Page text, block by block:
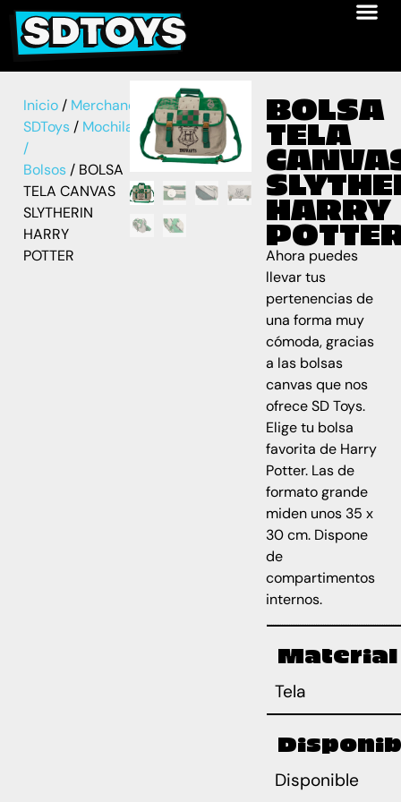
Inicio / Merchandise
SDToys / Mochilas
/
Bolsos / BOLSA
TELA CANVAS
SLYTHERIN
HARRY
POTTER
BOLSA
TELA
HARRY
Ahora puedes
llevar tus
pertenencias de
una forma muy
cómoda, gracias
a las bolsas
canvas que nos
ofrece SD Toys.
Elige tu bolsa
favorita de Harry
Potter. Las de
formato grande
miden unos 35 x
30 cm. Dispone
de
compartimentos
internos.
Material
Tela
Disponible